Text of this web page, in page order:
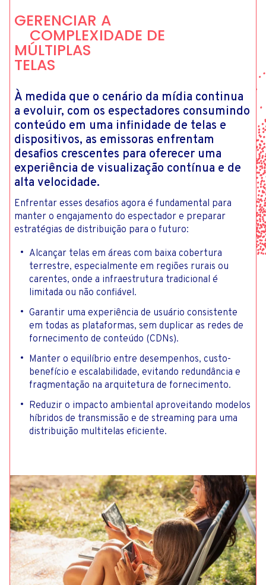
GERENCIAR A
COMPLEXIDADE DE
MÚLTIPLAS
TELAS
À medida que o cenário da mídia continua
a evoluir, com os espectadores consumindo
conteúdo em uma infinidade de telas e
dispositivos, as emissoras enfrentam
desafios crescentes para oferecer uma
experiência de visualização contínua e de
alta velocidade.
Enfrentar esses desafios agora é fundamental para
manter o engajamento do espectador e preparar
estratégias de distribuição para o futuro:
Alcançar telas em áreas com baixa cobertura
terrestre, especialmente em regiões rurais ou
carentes, onde a infraestrutura tradicional é
limitada ou não confiável.
Garantir uma experiência de usuário consistente
em todas as plataformas, sem duplicar as redes de
fornecimento de conteúdo (CDNs).
Manter o equilíbrio entre desempenhos, custo-
benefício e escalabilidade, evitando redundância e
fragmentação na arquitetura de fornecimento.
Reduzir o impacto ambiental aproveitando modelos
híbridos de transmissão e de streaming para uma
distribuição multitelas eficiente.